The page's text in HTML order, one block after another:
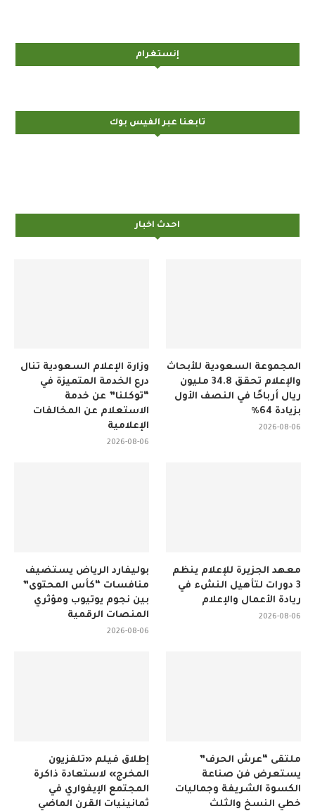
إنستغرام
تابعنا عبر الفيس بوك
احدث اخبار
وزارة الإعلام السعودية تنال
درع الخدمة المتميزة في
“توكلنا” عن خدمة
الاستعلام عن المخالفات
الإعلامية
2026-08-06
المجموعة السعودية للأبحاث
والإعلام تحقق 34.8 مليون
ريال أرباحًا في النصف الأول
بزيادة 64%
2026-08-06
بوليفارد الرياض يستضيف
منافسات “كأس المحتوى”
بين نجوم يوتيوب ومؤثري
المنصات الرقمية
2026-08-06
معهد الجزيرة للإعلام ينظم
3 دورات لتأهيل النشء في
ريادة الأعمال والإعلام
2026-08-06
إطلاق فيلم «تلفزيون
المخرج» لاستعادة ذاكرة
المجتمع الإيفواري في
ثمانينيات القرن الماضي
ملتقى “عرش الحرف”
يستعرض فن صناعة
الكسوة الشريفة وجماليات
خطي النسخ والثلث